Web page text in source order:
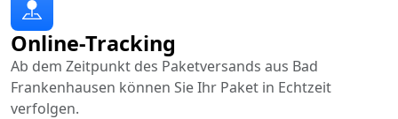
Online-Tracking
Ab dem Zeitpunkt des Paketversands aus Bad
Frankenhausen können Sie Ihr Paket in Echtzeit
verfolgen.